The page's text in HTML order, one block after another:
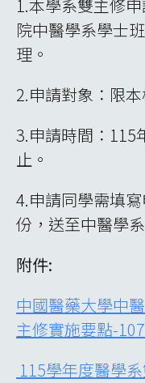
1.本學系雙主修
院中醫學系學士
理。
2.申請對象：限
3.申請時間：115
止。
4.申請同學需填
份，送至中醫學
附件:
中國醫藥大學中
主修實施要點-
115學年度醫學